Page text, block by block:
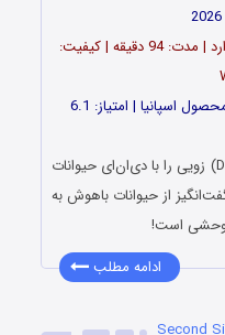
زبان: اسپانیایی | زیرنویس فارسی: دارد | مدت: 94 دقیقه | کیفیت:
اسپانیا | امتیاز: 6.1
وقتی یک ماده‌ی فضایی دی‌ان‌ای (DNA) زویی را با دی‌ان‌ای حیوانات
از حیوانات باهوش به
وحشی است!
ادامه مطلب